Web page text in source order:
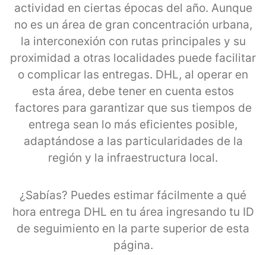
actividad en ciertas épocas del año. Aunque
no es un área de gran concentración urbana,
la interconexión con rutas principales y su
proximidad a otras localidades puede facilitar
o complicar las entregas. DHL, al operar en
esta área, debe tener en cuenta estos
factores para garantizar que sus tiempos de
entrega sean lo más eficientes posible,
adaptándose a las particularidades de la
región y la infraestructura local.
¿Sabías? Puedes estimar fácilmente a qué
hora entrega DHL en tu área ingresando tu ID
de seguimiento en la parte superior de esta
página.